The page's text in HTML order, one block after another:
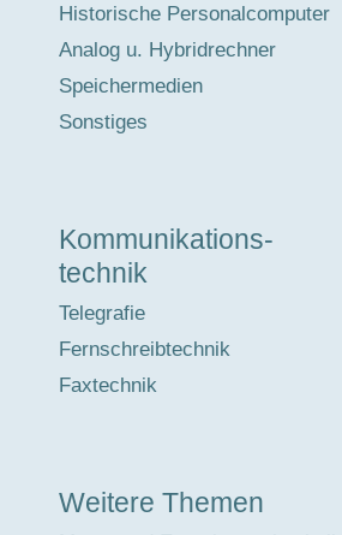
Historische Personalcomputer
Analog u. Hybridrechner
Speichermedien
Sonstiges
Kommunikations-
technik
Telegrafie
Fernschreibtechnik
Faxtechnik
Weitere Themen